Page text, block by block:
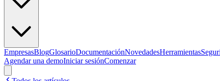
EmpresasBlogGlosarioDocumentaciónNovedadesHerramientas
Agendar una demoIniciar sesiónComenzar